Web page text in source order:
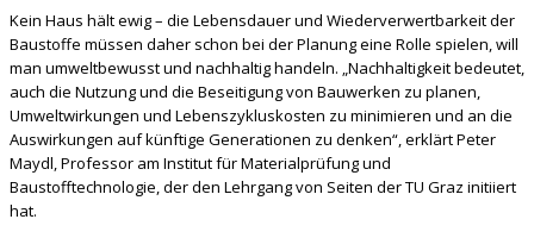
Kein Haus hält ewig – die Lebensdauer und Wiederverwertbarkeit der
Baustoffe müssen daher schon bei der Planung eine Rolle spielen, will
man umweltbewusst und nachhaltig handeln. „Nachhaltigkeit bedeutet,
auch die Nutzung und die Beseitigung von Bauwerken zu planen,
Umweltwirkungen und Lebenszykluskosten zu minimieren und an die
Auswirkungen auf künftige Generationen zu denken“, erklärt Peter
Maydl, Professor am Institut für Materialprüfung und
Baustofftechnologie, der den Lehrgang von Seiten der TU Graz initiiert
hat.